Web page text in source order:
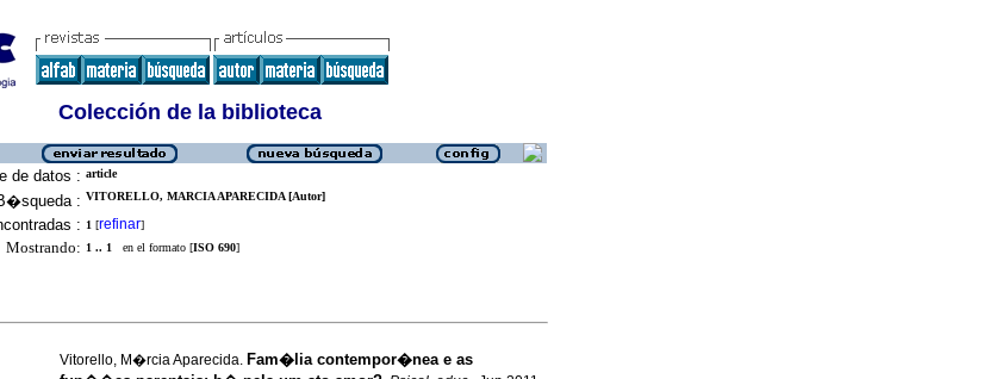
Colección de la biblioteca
de datos : article
: VITORELLO, MARCIA APARECIDA [Autor]
: 1 [refinar]
Mostrando: 1 .. 1 en el formato [ISO 690]
Vitorello, M�rcia Aparecida. Fam�lia contempor�nea e as